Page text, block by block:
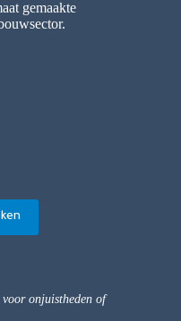
gemaakte
onjuistheden of